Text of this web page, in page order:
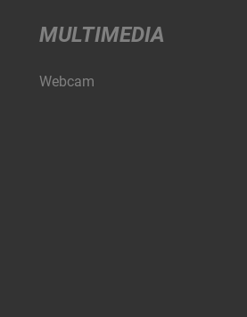
MULTIMEDIA
Webcam